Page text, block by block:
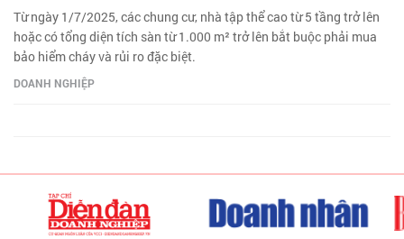
Từ ngày 1/7/2025, các chung cư, nhà tập thể cao từ 5 tầng trở lên
hoặc có tổng diện tích sàn từ 1.000 m² trở lên bắt buộc phải mua
bảo hiểm cháy và rủi ro đặc biệt.
DOANH NGHIỆP